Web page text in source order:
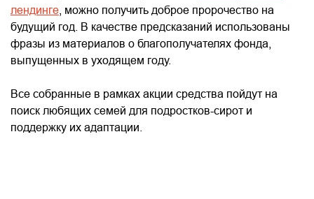
лендинге , можно получить доброе пророчество на
будущий год. В качестве предсказаний использованы
фразы из материалов о благополучателях фонда,
выпущенных в уходящем году.
Все собранные в рамках акции средства пойдут на
поиск любящих семей для подростков-сирот и
поддержку их адаптации.